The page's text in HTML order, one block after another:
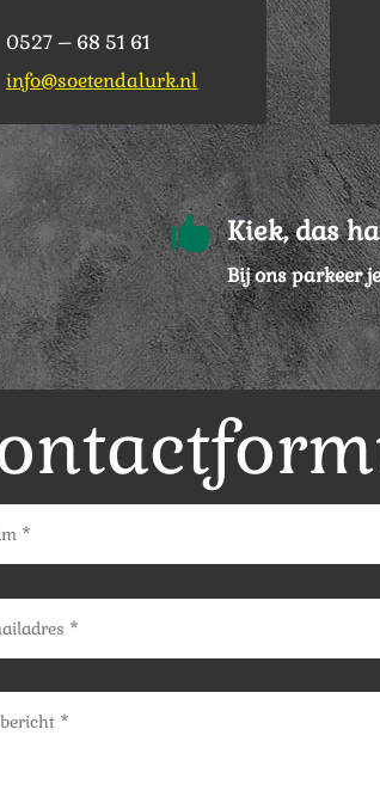
0527 – 68 51 61
info@soetendalurk.nl
 Kiek, das
Bij ons parkeer